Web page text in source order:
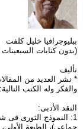
ببليوجرافيا خليل كلفت
(بدون كتابات السبعينات
تأليف
* نشر العديد من
والفكر وله الكتب التالية:
النقد الأدبى:
1: النموذج الثورى فى
جماعى)، الطبعة الأولى،